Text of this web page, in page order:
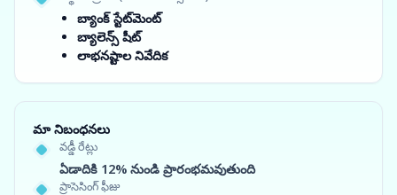
బ్యాంక్ స్టేట్‌మెంట్
బ్యాలెన్స్ షీట్
లాభనష్టాల నివేదిక
మా నిబంధనలు
వడ్డీ రేట్లు
ఏడాదికి 12% నుండి ప్రారంభమవుతుంది
ప్రాసెసింగ్ ఫీజు